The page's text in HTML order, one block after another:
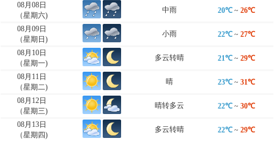
08月08日
（星期六)
中雨 20℃~ 26℃
08月09日
（星期日)
小雨 22℃~ 27℃
08月10日
（星期一)
多云转晴 21℃~ 29℃
08月11日
（星期二)
晴 23℃~ 31℃
08月12日
（星期三)
晴转多云 22℃~ 30℃
08月13日
（星期四)
多云转晴 22℃~ 29℃